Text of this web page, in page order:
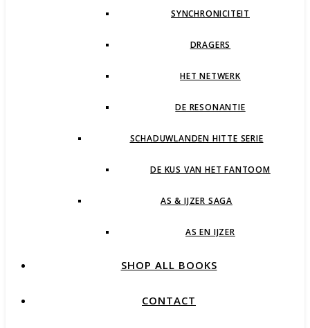
SYNCHRONICITEIT
DRAGERS
HET NETWERK
DE RESONANTIE
SCHADUWLANDEN HITTE SERIE
DE KUS VAN HET FANTOOM
AS & IJZER SAGA
AS EN IJZER
SHOP ALL BOOKS
CONTACT